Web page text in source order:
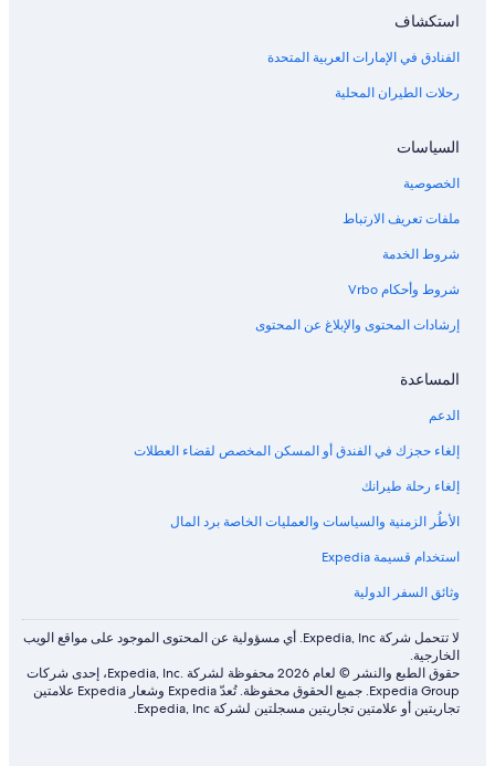
استكشاف
الفنادق في الإمارات العربية المتحدة
رحلات الطيران المحلية
السياسات
الخصوصية
ملفات تعريف الارتباط
شروط الخدمة
شروط وأحكام Vrbo
إرشادات المحتوى والإبلاغ عن المحتوى
المساعدة
الدعم
إلغاء حجزك في الفندق أو المسكن المخصص لقضاء العطلات
إلغاء رحلة طيرانك
الأطُر الزمنية والسياسات والعمليات الخاصة برد المال
استخدام قسيمة Expedia
وثائق السفر الدولية
لا تتحمل شركة Expedia, Inc. أي مسؤولية عن المحتوى الموجود على مواقع الويب
الخارجية.
حقوق الطبع والنشر © لعام 2026 محفوظة لشركة .Expedia, Inc، إحدى شركات
Expedia Group. جميع الحقوق محفوظة. تُعدّ Expedia وشعار Expedia علامتين
تجاريتين أو علامتين تجاريتين مسجلتين لشركة Expedia, Inc.